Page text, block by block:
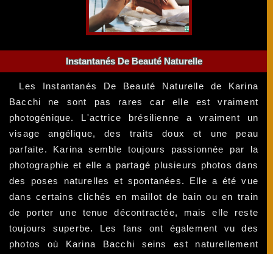
Instantanés De Beauté Naturelle
Les Instantanés De Beauté Naturelle de Karina
Bacchi ne sont pas rares car elle est vraiment
photogénique. L'actrice brésilienne a vraiment un
visage angélique, des traits doux et une peau
parfaite. Karina semble toujours passionnée par la
photographie et elle a partagé plusieurs photos dans
des poses naturelles et spontanées. Elle a été vue
dans certains clichés en maillot de bain ou en train
de porter une tenue décontractée, mais elle reste
toujours superbe. Les fans ont également vu des
photos où Karina Bacchi seins est naturellement